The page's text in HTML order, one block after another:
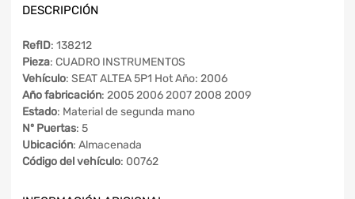
DESCRIPCIÓN
RefID: 138212
Pieza: CUADRO INSTRUMENTOS
Vehículo: SEAT ALTEA 5P1 Hot Año: 2006
Año fabricación: 2005 2006 2007 2008 2009
Estado: Material de segunda mano
Nº Puertas: 5
Ubicación: Almacenada
Código del vehículo: 00762